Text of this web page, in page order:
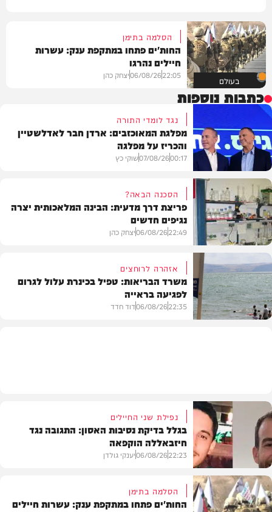
בעולם
הסלמה בתימן
החות'ים פתחו במתקפת ענק: עשרות
חיילים נהרגו
22:05
06/08/26יצחק כהן
כתבות נוספות
פוליטי
נגד לומדי התורה
מפלגת המאוכזבים: ארדן חבר לאדלשטיין
והכריז על מפלגה
00:17
07/08/26שוקי כץ
בריאות
הסכנה הבאה?
פריצת דרך מדעית: הבינה המלאכותית יצרה
נגיפים חדשים
22:49
06/08/26יצחק כהן
אזהרה לרוחצים
משרד הבריאות: טפיל בכינרת עלול לגרום
לפגיעה בראייה
22:35
06/08/26דוד חדד
נפילת שני החיילים
בגלל בדיקת נסיבות האסון: התגובה נגד
חיזבאללה הוקפאה
22:23
06/08/26יענקי גולדן
הסלמה בתימן
החות'ים פתחו במתקפת ענק: עשרות חיילים